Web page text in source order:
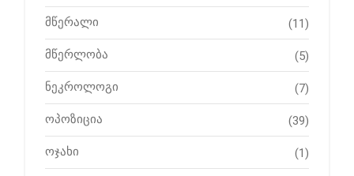
მწერალი (11)
მწერლობა (5)
ნეკროლოგი (7)
ოპოზიცია (39)
ოჯახი (1)